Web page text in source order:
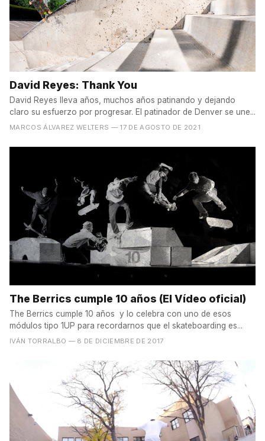
David Reyes: Thank You
David Reyes lleva años, muchos años patinando y dejando
claro su esfuerzo por progresar. El patinador de Denver se une...
MARCOS ÁLVAREZ WELTERS — 17 DE AGOSTO DE 2021
The Berrics cumple 10 años (El Vídeo oficial)
The Berrics cumple 10 años y lo celebra con uno de esos
módulos tipo 1UP para recordarnos que el skateboarding es...
IVÁN TORRALBO — 8 DE DICIEMBRE DE 2017